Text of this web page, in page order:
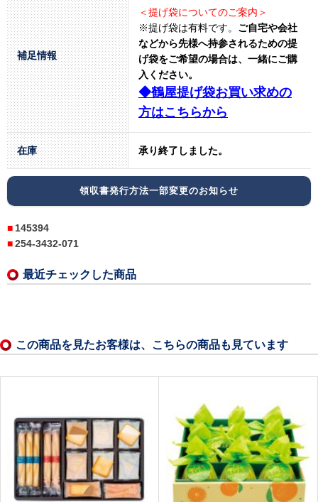
補足情報
＜提げ袋についてのご案内＞
※提げ袋は有料です。 ご自宅や会社
などから先様へ持参されるための提
げ袋をご希望の場合は、一緒にご購
入ください。
◆鶴屋提げ袋お買い求めの
方はこちらから
在庫 承り終了しました。
領収書発行方法一部変更のお知らせ
145394
254-3432-071
最近チェックした商品
この商品を見たお客様は、こちらの商品も見ています